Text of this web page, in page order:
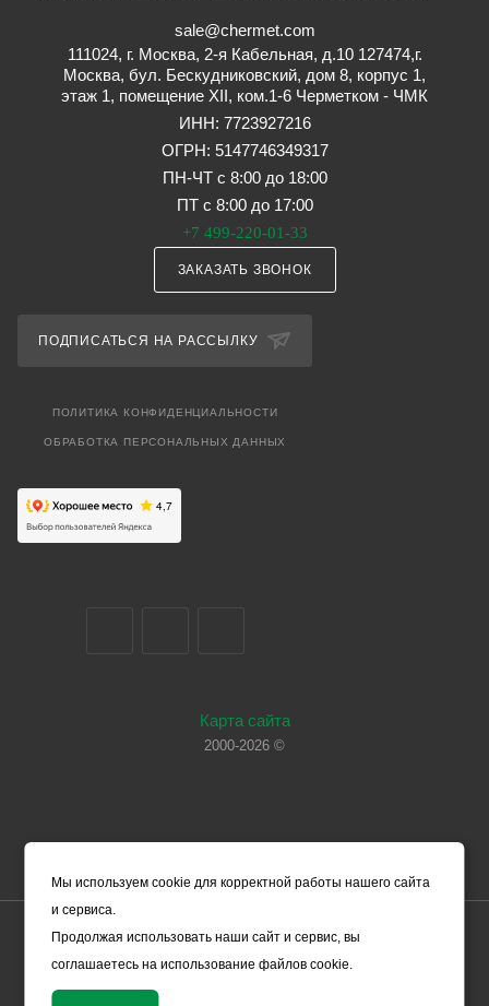
sale@chermet.com
111024, г. Москва, 2-я Кабельная, д.10 127474,г.
Москва, бул. Бескудниковский, дом 8, корпус 1,
этаж 1, помещение XII, ком.1-6 Черметком - ЧМК
ИНН: 7723927216
ОГРН: 5147746349317
ПН-ЧТ с 8:00 до 18:00
ПТ с 8:00 до 17:00
+7 499-220-01-33
ЗАКАЗАТЬ ЗВОНОК
ПОДПИСАТЬСЯ НА РАССЫЛКУ
ПОЛИТИКА КОНФИДЕНЦИАЛЬНОСТИ
ОБРАБОТКА ПЕРСОНАЛЬНЫХ ДАННЫХ
Карта сайта
2000-2026 ©
Цены, указанные на сайте, носят справочный характер и не
являются офертой (в соответствии со ст. 435 ГК РФ). Они могут
Мы используем cookie для корректной работы нашего сайта
и сервиса.
Продолжая использовать наши сайт и сервис, вы
соглашаетесь на использование файлов cookie.